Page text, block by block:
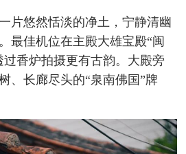
片悠然恬淡的净土，宁静清幽
最佳机位在主殿大雄宝殿“闽
香炉拍摄更有古韵。大殿旁
、长廊尽头的“泉南佛国”牌